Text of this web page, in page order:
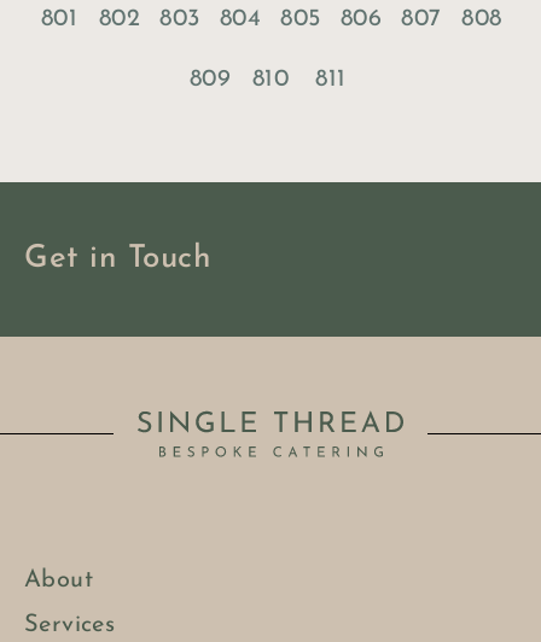
801 802 803 804 805 806 807 808
809 810 811
Get in Touch
About
Services